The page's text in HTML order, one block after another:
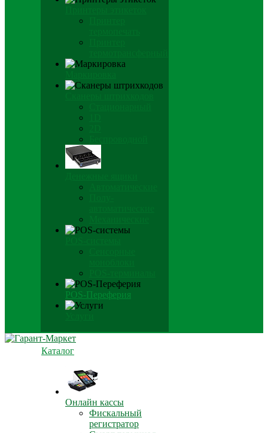
POS-Переферия
Каталог
Онлайн кассы
Фискальный
регистратор